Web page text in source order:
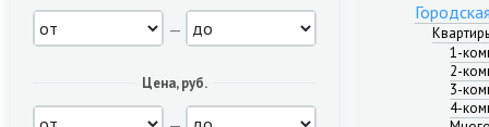
—
Цена, руб.
1-
2-
3-
4-